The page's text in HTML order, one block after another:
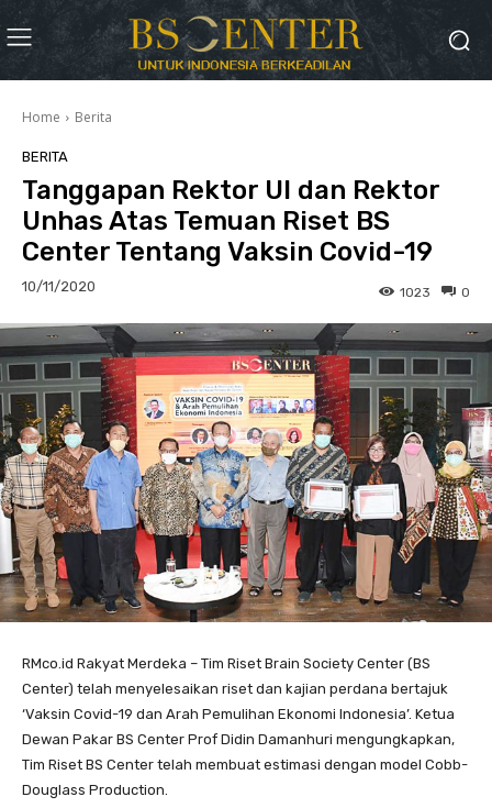
Home Berita
BERITA
Tanggapan Rektor UI dan Rektor
Unhas Atas Temuan Riset BS
Center Tentang Vaksin Covid-19
10/11/2020 0
1023
RMco.id Rakyat Merdeka – Tim Riset Brain Society Center (BS
Center) telah menyelesaikan riset dan kajian perdana bertajuk
‘Vaksin Covid-19 dan Arah Pemulihan Ekonomi Indonesia’. Ketua
Dewan Pakar BS Center Prof Didin Damanhuri mengungkapkan,
Tim Riset BS Center telah membuat estimasi dengan model Cobb-
Douglass Production.